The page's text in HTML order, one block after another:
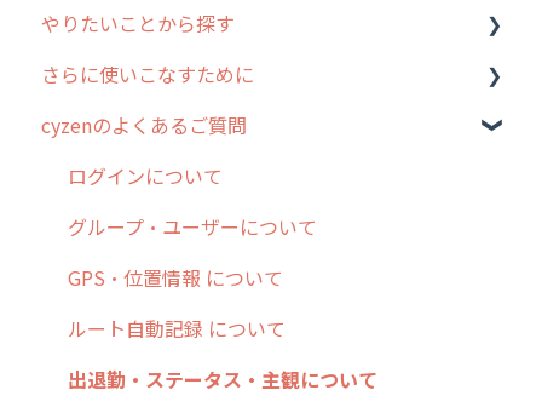
2. 主要機能の概要
3. cyzenの位置情報取得について
4. cyzen利用前の準備：システム管理者編
5. 基本的な使い方：システム管理者編
6. 基本的な使い方：ユーザー編
7. 初心者向けよくある質問集
8. 用語集
9. もっと便利に利用するための設定
ユーザー・グループ管理
行動管理
予定管理
スポット
ステータス・主観
報告書・行動種別
勤怠管理
活動通知
アプリの使い始め
ホーム画面
スポット
報告閲覧
予定
日報
履歴
メンバー
やりたいことから探す
行動管理
勤怠管理
予定管理
スポット
ステータス・主観
報告書・行動種別
ユーザー・グループ管理
さらに使いこなすために
はじめに
スポット・ステータス関連オプション
交通費自動計算
安全走行支援
写真管理・高画質化
ダッシュボード（BI）・パフォーマンス
cyzenのよくあるご質問
ログインについて
グループ・ユーザーについて
GPS・位置情報 について
ルート自動記録 について
出退勤・ステータス・主観について